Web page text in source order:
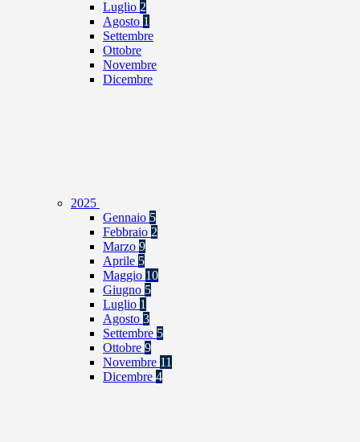
Luglio 2
Agosto 1
Settembre
Ottobre
Novembre
Dicembre
2025
Gennaio 5
Febbraio 2
Marzo 9
Aprile 5
Maggio 10
Giugno 5
Luglio 1
Agosto 3
Settembre 5
Ottobre 9
Novembre 11
Dicembre 4